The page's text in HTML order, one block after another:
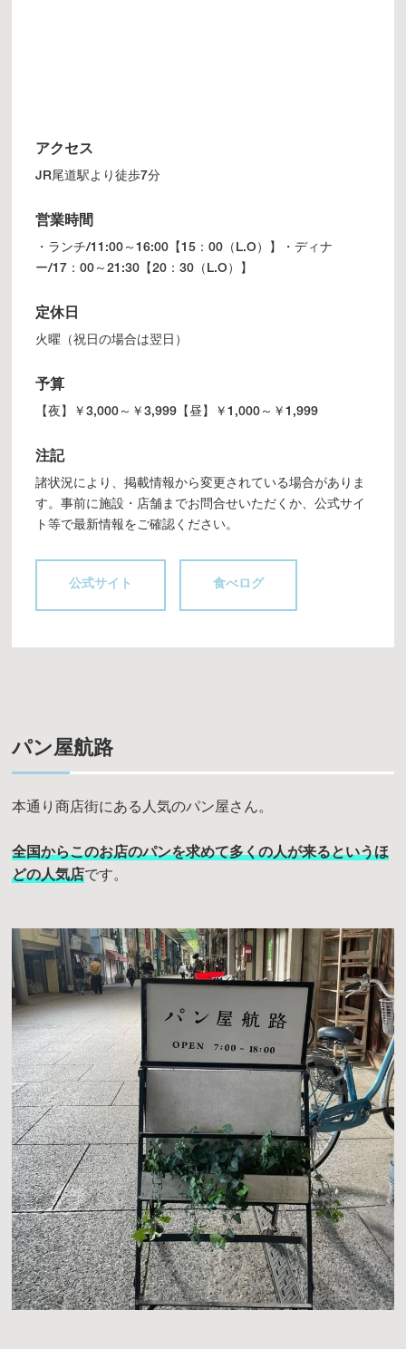
アクセス
JR尾道駅より徒歩7分
営業時間
・ランチ/11:00～16:00【15：00（L.O）】・ディナ
ー/17：00～21:30【20：30（L.O）】
定休日
火曜（祝日の場合は翌日）
予算
【夜】￥3,000～￥3,999【昼】￥1,000～￥1,999
注記
諸状況により、掲載情報から変更されている場合がありま
す。事前に施設・店舗までお問合せいただくか、公式サイ
ト等で最新情報をご確認ください。
公式サイト 食べログ
パン屋航路
本通り商店街にある人気のパン屋さん。
全国からこのお店のパンを求めて多くの人が来るというほ
どの人気店です。